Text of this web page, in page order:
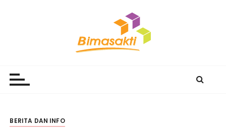
BERITA DAN INFO